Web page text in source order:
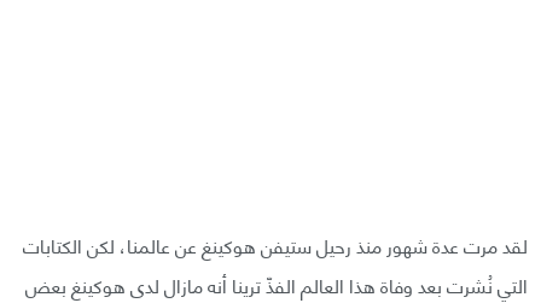
لقد مرت عدة شهور منذ رحيل ستيفن هوكينغ عن عالمنا، لكن الكتابات
التي نُشرت بعد وفاة هذا العالم الفذّ ترينا أنه مازال لدى هوكينغ بعض